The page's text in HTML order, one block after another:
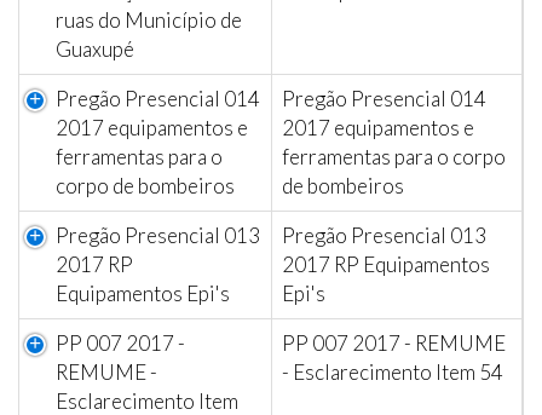
ruas do Município de
Guaxupé
Pregão Presencial 014
2017 equipamentos e
ferramentas para o
corpo de bombeiros
Pregão Presencial 014
2017 equipamentos e
ferramentas para o corpo
de bombeiros
Pregão Presencial 013
2017 RP
Equipamentos Epi's
Pregão Presencial 013
2017 RP Equipamentos
Epi's
PP 007 2017 -
REMUME -
Esclarecimento Item
PP 007 2017 - REMUME
- Esclarecimento Item 54